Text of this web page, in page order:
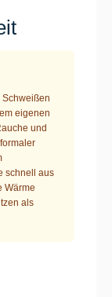
Schweißen
eigenen
und
schnell aus
Wärme
als